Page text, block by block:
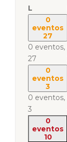
L
0
eventos
27
0 eventos,
27
0
eventos
3
0 eventos,
3
0
eventos
10